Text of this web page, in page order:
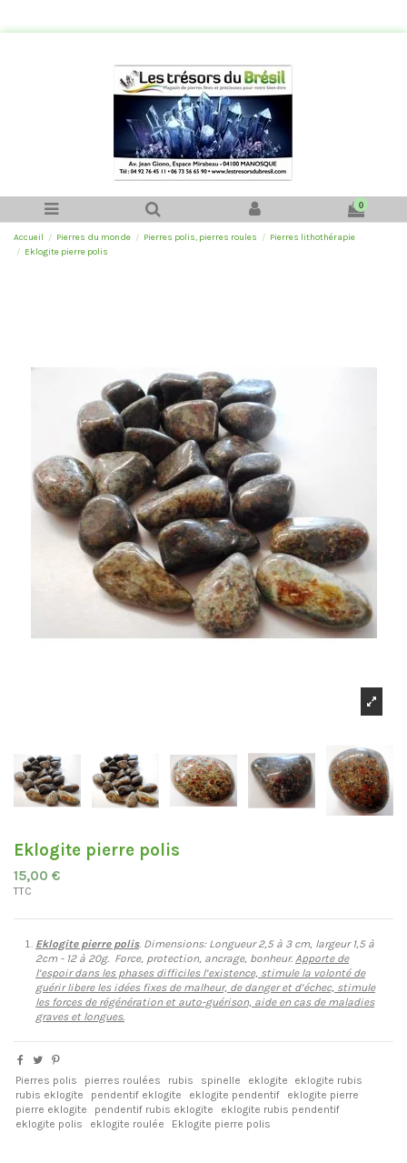
0
Accueil Pierres du monde Pierres polis, pierres roules
Pierres lithothérapie
Eklogite pierre polis
Eklogite pierre polis
15,00 €
TTC
Eklogite pierre polis. Dimensions: Longueur 2,5 à 3 cm, largeur 1,5 à
2cm - 12 à 20g. Force, protection, ancrage, bonheur. Apporte de
l’espoir dans les phases difficiles l’existence, stimule la volonté de
guérir libere les idées fixes de malheur, de danger et d’échec, stimule
les forces de régénération et auto-guérison, aide en cas de maladies
graves et longues.
Pierres polis pierres roulées rubis spinelle eklogite
eklogite rubis
rubis eklogite
pendentif eklogite eklogite pendentif
eklogite pierre
pierre eklogite
pendentif rubis eklogite
eklogite rubis pendentif
eklogite polis
eklogite roulée Eklogite pierre polis